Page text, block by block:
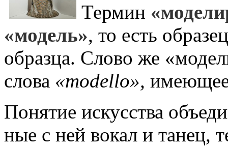
Термин
«мо­дель», то есть
об­разца. Слово же
слова «modello», имеющее
Понятие искусства
ные с ней вокал и танец,